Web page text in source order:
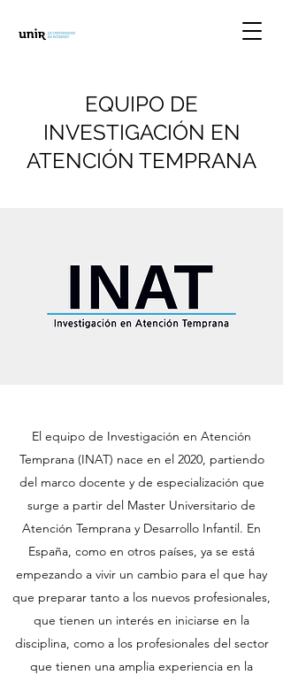
EQUIPO DE
INVESTIGACIÓN EN
ATENCIÓN TEMPRANA
El equipo de Investigación en Atención
Temprana (INAT) nace en el 2020, partiendo
del marco docente y de especialización que
surge a partir del Master Universitario de
Atención Temprana y Desarrollo Infantil. En
España, como en otros países, ya se está
empezando a vivir un cambio para el que hay
que preparar tanto a los nuevos profesionales,
que tienen un interés en iniciarse en la
disciplina, como a los profesionales del sector
que tienen una amplia experiencia en la